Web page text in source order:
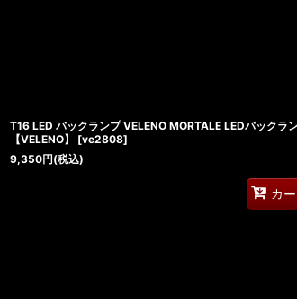
T16 LED バックランプ VELENO MORTALE LEDバック
【VELENO】
[ve2808]
9,350円(税込)
カ